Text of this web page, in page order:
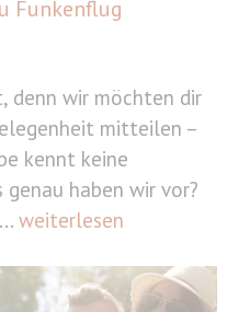
Funkenflug
denn wir möchten dir
mitteilen –
kennt keine
genau haben wir vor?
weiterlesen